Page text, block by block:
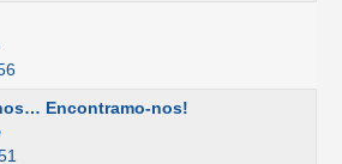
Encontramo-nos!